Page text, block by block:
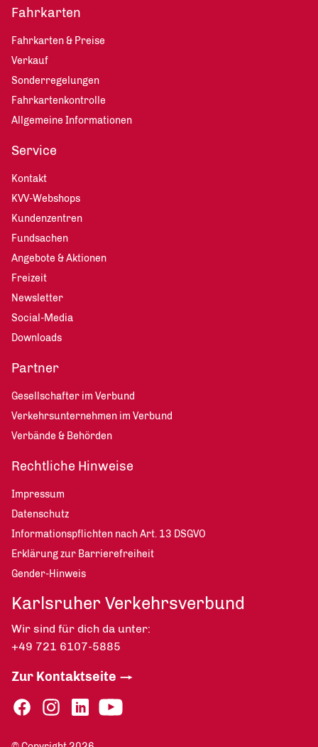
Fahrkarten
Fahrkarten & Preise
Verkauf
Sonderregelungen
Fahrkartenkontrolle
Allgemeine Informationen
Service
Kontakt
KVV-Webshops
Kundenzentren
Fundsachen
Angebote & Aktionen
Freizeit
Newsletter
Social-Media
Downloads
Partner
Gesellschafter im Verbund
Verkehrsunternehmen im Verbund
Verbände & Behörden
Rechtliche Hinweise
Impressum
Datenschutz
Informationspflichten nach Art. 13 DSGVO
Erklärung zur Barrierefreiheit
Gender-Hinweis
Karlsruher Verkehrsverbund
Wir sind für dich da unter:
+49 721 6107-5885
Zur Kontaktseite